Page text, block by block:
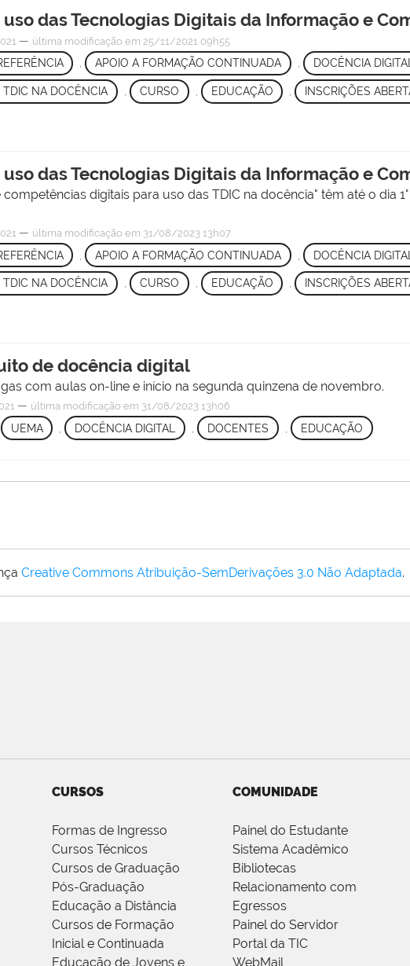
das Tecnologias Digitais da Informação e
— última modificação em 25/11/2021 09h55
, APOIO A FORMAÇÃO CONTINUADA , DOCÊNCIA
TDIC NA DOCÊNCIA CURSO EDUCAÇÃO , INSCRIÇÕES
das Tecnologias Digitais da Informação e
digitais para uso das TDIC na docência" têm até o dia
— última modificação em 31/08/2023 13h07
, APOIO A FORMAÇÃO CONTINUADA , DOCÊNCIA DIGITAL
TDIC NA DOCÊNCIA , CURSO , EDUCAÇÃO , INSCRIÇÕES
de docência digital
com aulas on-line e início na segunda quinzena de novembro.
— última modificação em 31/08/2023 13h06
UEMA , DOCÊNCIA DIGITAL , DOCENTES EDUCAÇÃO
Creative Commons Atribuição-SemDerivações 3.0 Não Adaptada.
CURSOS
Formas de Ingresso
Cursos Técnicos
Cursos de Graduação
Pós-Graduação
Educação a Distância
Cursos de Formação
Inicial e Continuada
Educação de Jovens e
COMUNIDADE
Painel do Estudante
Sistema Acadêmico
Bibliotecas
Relacionamento com
Egressos
Painel do Servidor
Portal da TIC
WebMail